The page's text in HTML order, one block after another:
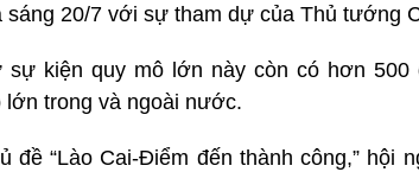
sáng 20/7 với sự tham dự của Thủ tướng
sự kiện quy mô lớn này còn có hơn 500
lớn trong và ngoài nước.
đề “Lào Cai-Điểm đến thành công,” hội